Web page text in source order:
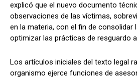
explicó que el nuevo documento
observaciones de las víctimas,
en la materia, con el fin de consolidar
optimizar las prácticas de resguardo
Los artículos iniciales del texto legal
organismo ejerce funciones de